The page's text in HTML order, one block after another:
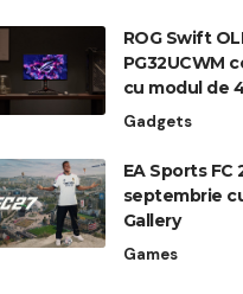
ROG Swift
PG32UCWM
cu modul de
Gadgets
EA Sports FC
septembrie
Gallery
Games